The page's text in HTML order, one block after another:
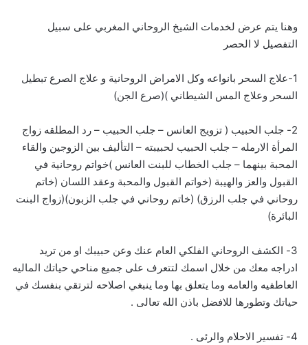
وهنا يتم عرض لخدمات الشيخ الروحاني المغربي على سبيل
التفصيل لا الحصر
1-علاج السحر بانواعه وكل الامراض الروحانية و علاج الصرع تبطيل
السحر وعلاج المس الشيطاني )(صرع الجن)
2- جلب الحبيب ( تزويج العانس – جلب الحبيب – رد المطلقه زواج
المرأة الارمله – جلب الحبيب لحبيبته – التأليف بين الزوجين والقاء
المحبة بينهما – جلب الخطاب للبنت العانس )خواتم روحانية في
القبول والعز والهيبة (خواتم القبول والمحبة وعقد اللسان (خاتم
روحاني في جلب الرزق) (خاتم روحاني في جلب الزبون)(زواج البنت
البائرة)
3- الكشف الروحاني الفلكي العام عنك وعن حبيبك او من تريد
ادراجه معك من خلال اسمك لتتعرف على جميع مناحي حياتك الماليه
العاطفيه والعامه وما يتعلق بها وما ينبغي اصلاحه لترتقي بنفسك في
حياتك وتطورها للافضل باذن الله تعالى .
4- تفسير الاحلام والرئى .